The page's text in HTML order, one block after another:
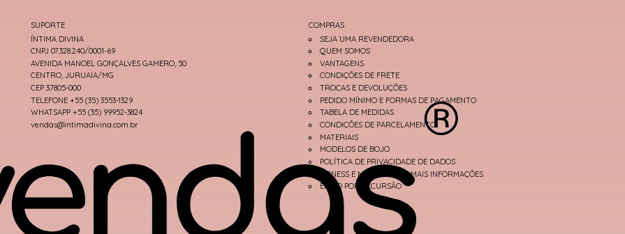
SUPORTE
ÍNTIMA DIVINA
CNPJ 07.328.240/0001-69
AVENIDA MANOEL GONÇALVES GAMERO, 50
CENTRO, JURUAIA/MG
CEP 37805-000
TELEFONE +55 (35) 3553-1329
WHATSAPP +55 (35) 99952-3824
vendas@intimadivina.com.br
COMPRAS
SEJA UMA REVENDEDORA
QUEM SOMOS
VANTAGENS
CONDIÇÕES DE FRETE
TROCAS E DEVOLUÇÕES
PEDIDO MÍNIMO E FORMAS DE PAGAMENTO
TABELA DE MEDIDAS
CONDIÇÕES DE PARCELAMENTO
MATERIAIS
MODELOS DE BOJO
POLÍTICA DE PRIVACIDADE DE DADOS
FITNESS E MODA PRAIA - MAIS INFORMAÇÕES
ENVIO POR EXCURSÃO